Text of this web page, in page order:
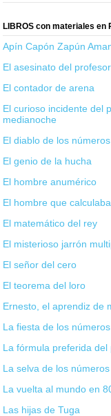
LIBROS con materiales en
Apín Capón Zapún
El asesinato del
El contador de arena
El curioso incidente del
medianoche
El diablo de los números
El genio de la hucha
El hombre anumérico
El hombre que calculaba
El matemático del rey
El misterioso jarrón
El señor del cero
El teorema del loro
Ernesto, el aprendiz de
La fiesta de los números
La fórmula preferida del
La selva de los números
La vuelta al mundo en
Las hijas de Tuga